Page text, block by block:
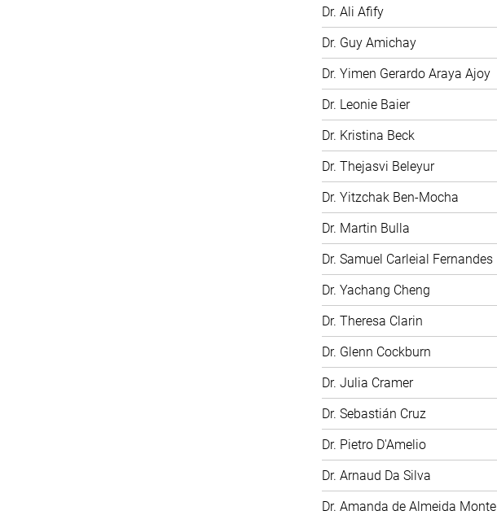
Dr. Ali Afify
Dr. Guy Amichay
Dr. Yimen Gerardo Araya Ajoy
Dr. Leonie Baier
Dr. Kristina Beck
Dr. Thejasvi Beleyur
Dr. Yitzchak Ben-Mocha
Dr. Martin Bulla
Dr. Samuel Carleial Fernandes
Dr. Yachang Cheng
Dr. Theresa Clarin
Dr. Glenn Cockburn
Dr. Julia Cramer
Dr. Sebastián Cruz
Dr. Pietro D'Amelio
Dr. Arnaud Da Silva
Dr. Amanda de Almeida Monte